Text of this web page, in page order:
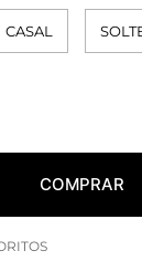
CASAL
COMPRAR